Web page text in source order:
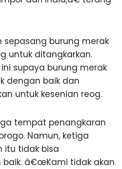
sepasang burung merak
untuk ditangkarkan.
supaya burung merak
dengan baik dan
untuk kesenian reog.
tempat penangkaran
Namun, ketiga
itu tidak bisa
baik. â€œKami tidak akan